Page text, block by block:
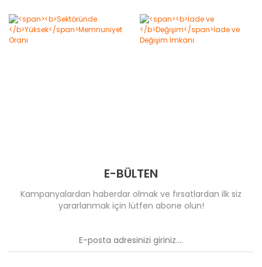
E-BÜLTEN
Kampanyalardan haberdar olmak ve fırsatlardan ilk siz
yararlanmak için lütfen abone olun!